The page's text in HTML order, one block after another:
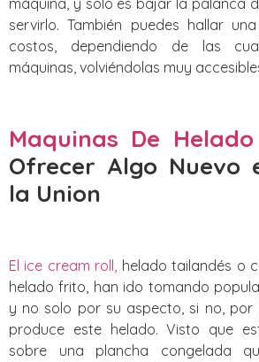
servirlo. También puedes hallar
costos, dependiendo de las
máquinas, volviéndolas muy
Maquinas De
Ofrecer Algo Nuevo
la Union
El ice cream roll, helado tailandés o
helado frito, han ido tomando
y no solo por su aspecto, si no, por
produce este helado. Visto que
sobre una plancha congelada